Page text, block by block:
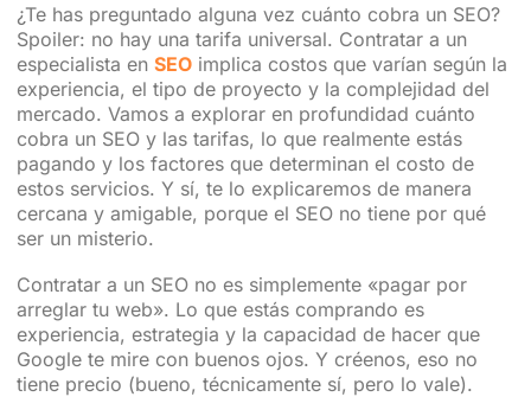
¿Te has preguntado alguna vez cuánto cobra un SEO?
Spoiler: no hay una tarifa universal. Contratar a un
especialista en SEO implica costos que varían según la
experiencia, el tipo de proyecto y la complejidad del
mercado. Vamos a explorar en profundidad cuánto
cobra un SEO y las tarifas, lo que realmente estás
pagando y los factores que determinan el costo de
estos servicios. Y sí, te lo explicaremos de manera
cercana y amigable, porque el SEO no tiene por qué
ser un misterio.
Contratar a un SEO no es simplemente «pagar por
arreglar tu web». Lo que estás comprando es
experiencia, estrategia y la capacidad de hacer que
Google te mire con buenos ojos. Y créenos, eso no
tiene precio (bueno, técnicamente sí, pero lo vale).